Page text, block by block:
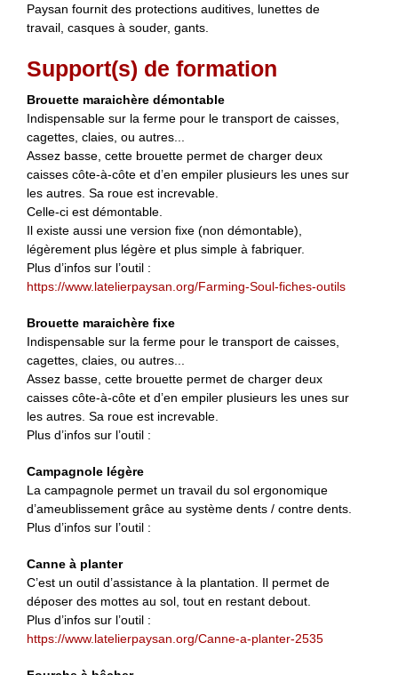
Paysan fournit des protections auditives, lunettes de
travail, casques à souder, gants.
Support(s) de formation
Brouette maraichère démontable
Indispensable sur la ferme pour le transport de caisses,
cagettes, claies, ou autres...
Assez basse, cette brouette permet de charger deux
caisses côte-à-côte et d’en empiler plusieurs les unes sur
les autres. Sa roue est increvable.
Celle-ci est démontable.
Il existe aussi une version fixe (non démontable),
légèrement plus légère et plus simple à fabriquer.
Plus d’infos sur l’outil :
https://www.latelierpaysan.org/Farming-Soul-fiches-outils
Brouette maraichère fixe
Indispensable sur la ferme pour le transport de caisses,
cagettes, claies, ou autres...
Assez basse, cette brouette permet de charger deux
caisses côte-à-côte et d’en empiler plusieurs les unes sur
les autres. Sa roue est increvable.
Plus d’infos sur l’outil :
Campagnole légère
La campagnole permet un travail du sol ergonomique
d’ameublissement grâce au système dents / contre dents.
Plus d’infos sur l’outil :
Canne à planter
C’est un outil d’assistance à la plantation. Il permet de
déposer des mottes au sol, tout en restant debout.
Plus d’infos sur l’outil :
https://www.latelierpaysan.org/Canne-a-planter-2535